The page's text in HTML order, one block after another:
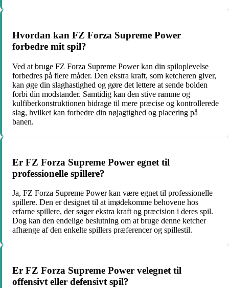
Hvordan kan FZ Forza Supreme Power
forbedre mit spil?
Ved at bruge FZ Forza Supreme Power kan din spiloplevelse
forbedres på flere måder. Den ekstra kraft, som ketcheren giver,
kan øge din slaghastighed og gøre det lettere at sende bolden
forbi din modstander. Samtidig kan den stive ramme og
kulfiberkonstruktionen bidrage til mere præcise og kontrollerede
slag, hvilket kan forbedre din nøjagtighed og placering på
banen.
Er FZ Forza Supreme Power egnet til
professionelle spillere?
Ja, FZ Forza Supreme Power kan være egnet til professionelle
spillere. Den er designet til at imødekomme behovene hos
erfarne spillere, der søger ekstra kraft og præcision i deres spil.
Dog kan den endelige beslutning om at bruge denne ketcher
afhænge af den enkelte spillers præferencer og spillestil.
Er FZ Forza Supreme Power velegnet til
offensivt eller defensivt spil?